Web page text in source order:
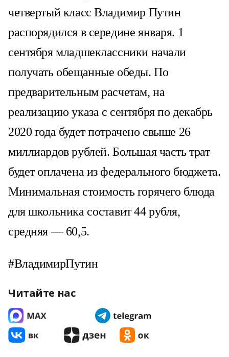
четвертый класс Владимир Путин
распорядился в середине января. 1
сентября младшеклассники начали
получать обещанные обеды. По
предварительным расчетам, на
реализацию указа с сентября по декабрь
2020 года будет потрачено свыше 26
миллиардов рублей. Большая часть трат
будет оплачена из федерального бюджета.
Минимальная стоимость горячего блюда
для школьника составит 44 рубля,
средняя — 60,5.
#ВладимирПутин
Читайте нас